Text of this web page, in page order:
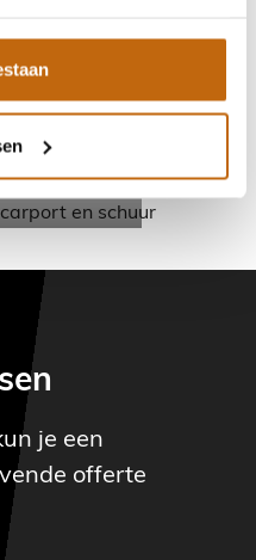
GARAGE
je een
offerte